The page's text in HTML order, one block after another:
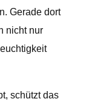
Gerade dort
nicht nur
schützt das